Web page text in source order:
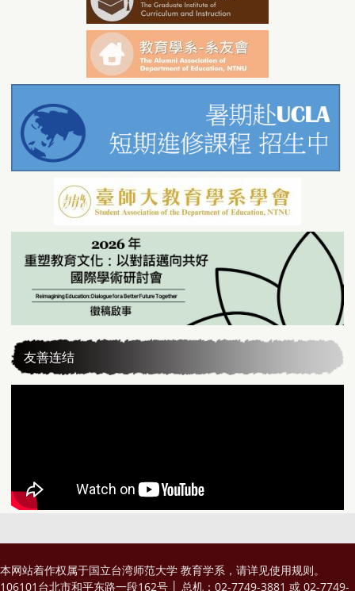
友善连结
本网站着作权属于国立台湾师范大学 教育学系，请详见使用规则。
106101台北市和平东路一段162号 │ 总机：02-7749-3881 或 02-7749-